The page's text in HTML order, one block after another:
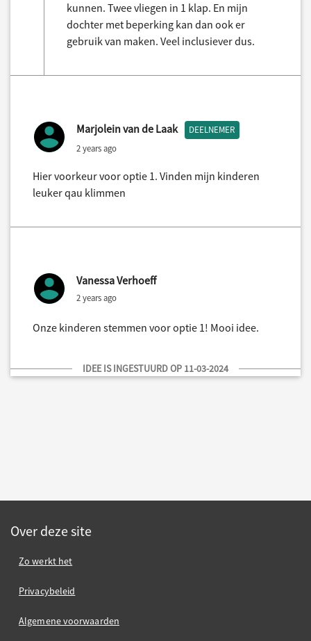
kunnen. Twee vliegen in 1 klap. En mijn
dochter met beperking kan dan ook er
gebruik van maken. Veel inclusiever dus.
Marjolein van de Laak DEELNEMER
2 years ago
Hier voorkeur voor optie 1. Vinden mijn kinderen
leuker qau klimmen
Vanessa Verhoeff
2 years ago
Onze kinderen stemmen voor optie 1! Mooi idee.
IDEE IS INGESTUURD OP 11-03-2024
Over deze site
Zo werkt het
Privacybeleid
Algemene voorwaarden